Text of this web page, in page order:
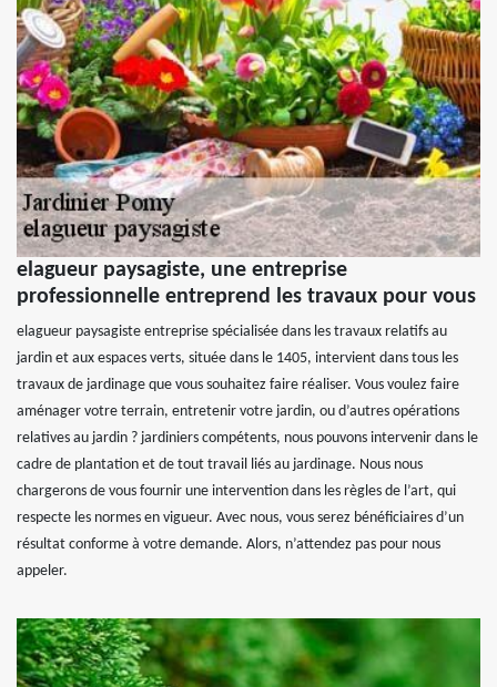
elagueur paysagiste, une entreprise
professionnelle entreprend les travaux pour vous
elagueur paysagiste entreprise spécialisée dans les travaux relatifs au
jardin et aux espaces verts, située dans le 1405, intervient dans tous les
travaux de jardinage que vous souhaitez faire réaliser. Vous voulez faire
aménager votre terrain, entretenir votre jardin, ou d’autres opérations
relatives au jardin ? jardiniers compétents, nous pouvons intervenir dans le
cadre de plantation et de tout travail liés au jardinage. Nous nous
chargerons de vous fournir une intervention dans les règles de l’art, qui
respecte les normes en vigueur. Avec nous, vous serez bénéficiaires d’un
résultat conforme à votre demande. Alors, n’attendez pas pour nous
appeler.